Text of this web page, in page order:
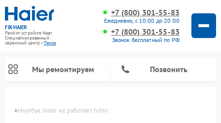
FIX-HAIER
Ремонт устройств Haier
Специализированный
cервисный центр г.Пенза
+7 (800) 301-55-83
Ежедневно, с 10:00 до 20:00
+7 (800) 301-55-83
Звонок бесплатный по РФ
Мы ремонтируем Позвонить
Ноутбук Haier не работает hdmi